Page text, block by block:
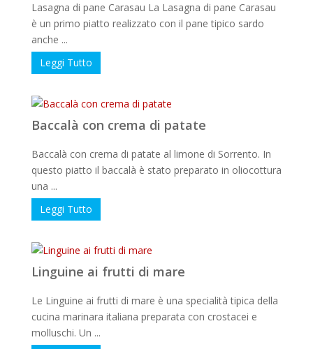
Lasagna di pane Carasau La Lasagna di pane Carasau
è un primo piatto realizzato con il pane tipico sardo
anche ...
Leggi Tutto
Baccalà con crema di patate
Baccalà con crema di patate al limone di Sorrento. In
questo piatto il baccalà è stato preparato in oliocottura
una ...
Leggi Tutto
Linguine ai frutti di mare
Le Linguine ai frutti di mare è una specialità tipica della
cucina marinara italiana preparata con crostacei e
molluschi. Un ...